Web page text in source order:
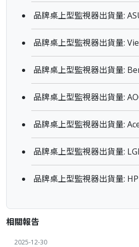
品牌桌上型監視器出貨量:
品牌桌上型監視器出貨量:
品牌桌上型監視器出貨量:
品牌桌上型監視器出貨量:
品牌桌上型監視器出貨量:
品牌桌上型監視器出貨量:
品牌桌上型監視器出貨量: HP
相關報告
2025-12-30